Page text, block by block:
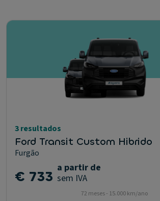
3 resultados
Ford Transit Custom Hibrido
Furgão
€ 733 a partir de
sem IVA
72 meses - 15.000 km/ano